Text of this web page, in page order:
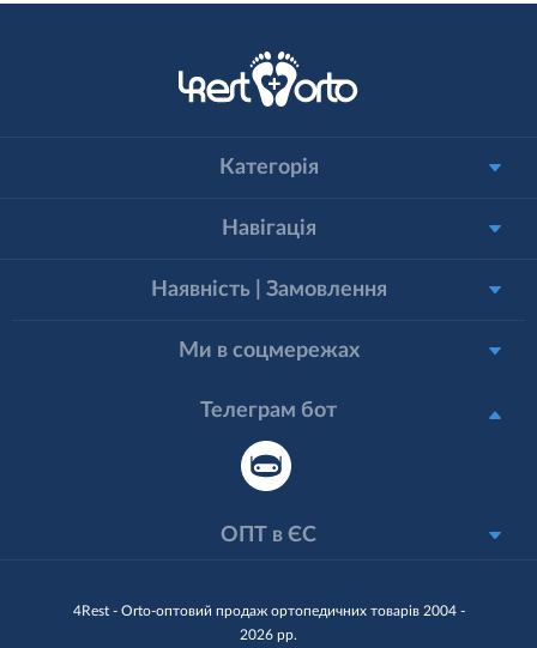
4Rest - Orto-оптовий продаж ортопедичних товарів 2004 -
2026 рр.
Категорія
Навігація
Наявність | Замовлення
Ми в соцмережах
Телеграм бот
ОПТ в ЄС